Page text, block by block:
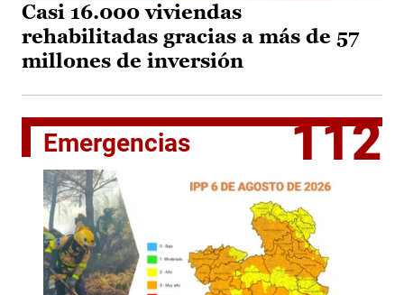
Casi 16.000 viviendas
rehabilitadas gracias a más de 57
millones de inversión
Emergencias 112